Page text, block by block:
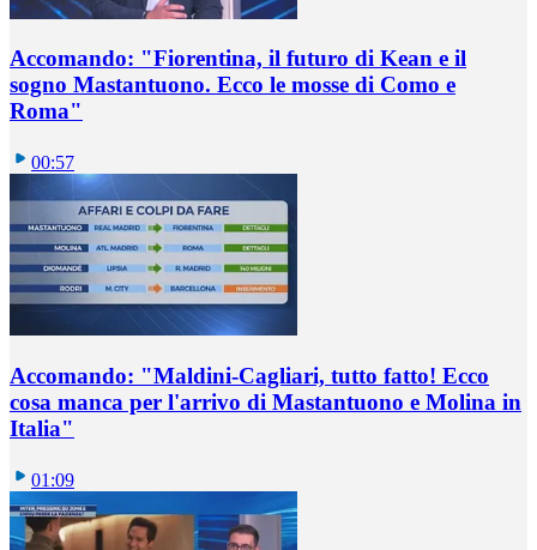
Accomando: "Fiorentina, il futuro di Kean e il
sogno Mastantuono. Ecco le mosse di Como e
Roma"
00:57
Accomando: "Maldini-Cagliari, tutto fatto! Ecco
cosa manca per l'arrivo di Mastantuono e Molina in
Italia"
01:09